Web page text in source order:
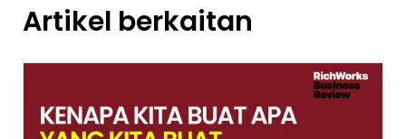
Artikel berkaitan